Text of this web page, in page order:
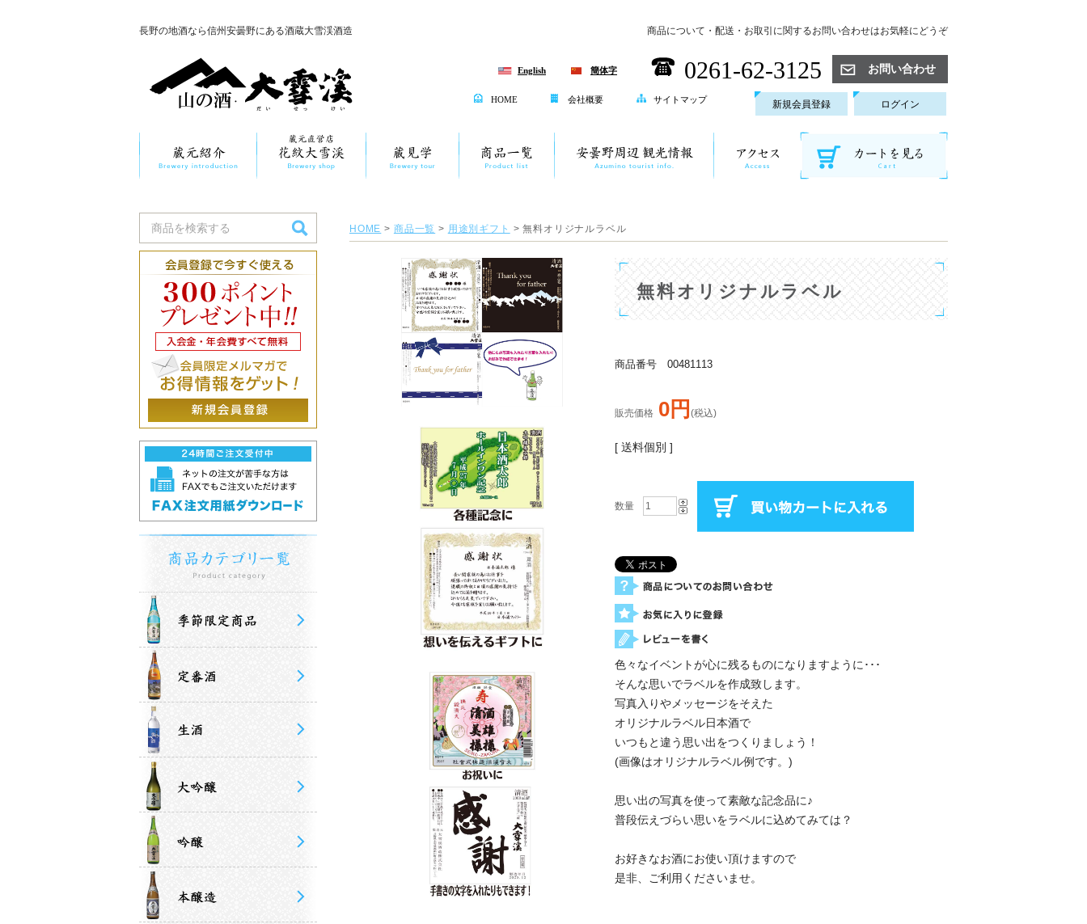
長野の地酒なら信州安曇野にある酒蔵大雪渓酒造 商品について・配送・お取引に関するお問い合わせはお気軽にどうぞ
English 簡体字 0261-62-3125 お問い合わせ
HOME 会社概要 サイトマップ 新規会員登録 ログイン
HOME > 商品一覧 > 用途別ギフト > 無料オリジナルラベル
無料オリジナルラベル
商品番号 00481113
販売価格 0円 (税込)
[ 送料個別 ]
数量
色々なイベントが心に残るものになりますように･･･
そんな思いでラベルを作成致します。
写真入りやメッセージをそえた
オリジナルラベル日本酒で
いつもと違う思い出をつくりましょう！
(画像はオリジナルラベル例です。)
思い出の写真を使って素敵な記念品に♪
普段伝えづらい思いをラベルに込めてみては？
お好きなお酒にお使い頂けますので
是非、ご利用くださいませ。